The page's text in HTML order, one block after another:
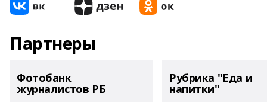
Партнеры
Фотобанк
журналистов РБ
Рубрика "Еда и
напитки"